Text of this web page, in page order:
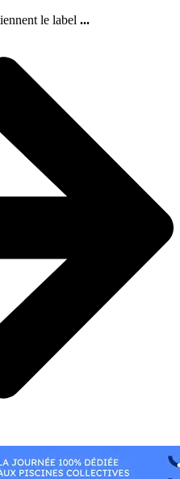
le label ...